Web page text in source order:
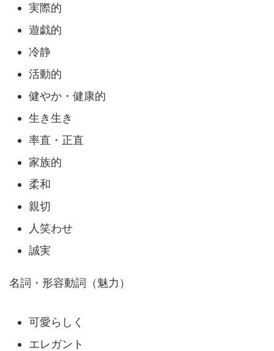
実際的
遊戯的
冷静
活動的
健やか・健康的
生き生き
率直・正直
家族的
柔和
親切
人笑わせ
誠実
名詞・形容動詞（魅力）
可愛らしく
エレガント